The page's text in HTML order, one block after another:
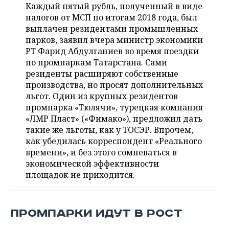
КОМУ ПРИНАДЛЕЖАТ
ТОРГОВЫЕ ЦЕНТРЫ
ТАТАРСТАНА
БЮДЖЕТ
ИНВЕСТИЦИИ
МАШИНОСТРОЕНИЕ
НЕФТЕХИМИЯ
НЕФТЬ
ОПК
ЭНЕРГЕТИКА
НОВОСТИ АВТО
БИЗНЕС
НОВОСТИ БИЗНЕСА
РОЗНИЧНАЯ ТОРГОВЛЯ
ТРАНСПОРТ
УСЛУГИ
ТЕХНОЛОГИИ
НОВОСТИ ТЕХНОЛОГИЙ
МЕДИА
ТЕЛЕКОММУНИКАЦИИ
МЕРОПРИЯТИЯ
НОВОСТИ МЕРОПРИЯТИЙ
ВЫЕЗДНАЯ РЕДАКЦИЯ
БИЗНЕС-БРАНЧИ
ONLINE-КОНФЕРЕНЦИИ
ОТКРЫТАЯ ЛЕКЦИЯ
СПОРТ
НОВОСТИ СПОРТА
ФУТБОЛ
ХОККЕЙ
БАСКЕТБОЛ
ОБЩЕСТВО
НОВОСТИ ОБЩЕСТВА
ВЛАСТЬ
ИНФРАСТРУКТУРА
ФОТОГАЛЕРЕЯ
СЮЖЕТЫ
СПРАВОЧНИК
Каждый пятый рубль, полученный в виде
налогов от МСП по итогам 2018 года, был
выплачен резидентами промышленных
парков, заявил вчера министр экономики
РТ Фарид Абдулганиев во время поездки
по промпаркам Татарстана. Сами
резиденты расширяют собственные
производства, но просят дополнительных
льгот. Один из крупных резидентов
промпарка «Тюлячи», турецкая компания
«ЛМР Пласт» («Фимако»), предложил дать
такие же льготы, как у ТОСЭР. Впрочем,
как убедилась корреспондент «Реального
времени», и без этого сомневаться в
экономической эффективности
площадок не приходится.
ПРОМПАРКИ ИДУТ В РОСТ